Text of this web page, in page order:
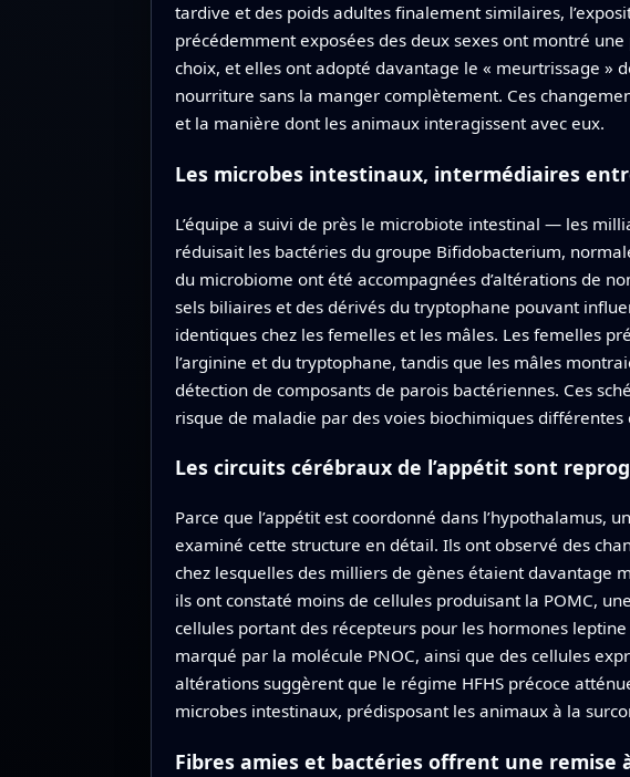
tardive et des poids adultes finalement similaires,
précédemment exposées des deux sexes ont montré
choix, et elles ont adopté davantage le « meurtrissage
nourriture sans la manger complètement. Ces
et la manière dont les animaux interagissent avec eux.
Les microbes intestinaux, intermédiaires
L’équipe a suivi de près le microbiote intestinal — les
réduisait les bactéries du groupe Bifidobacterium,
du microbiome ont été accompagnées d’altérations de
sels biliaires et des dérivés du tryptophane pouvant
identiques chez les femelles et les mâles. Les femelles
l’arginine et du tryptophane, tandis que les mâles
détection de composants de parois bactériennes. Ces
risque de maladie par des voies biochimiques différentes
Les circuits cérébraux de l’appétit sont
Parce que l’appétit est coordonné dans
examiné cette structure en détail. Ils ont observé des
chez lesquelles des milliers de gènes étaient davantage
ils ont constaté moins de cellules produisant la POMC,
cellules portant des récepteurs pour les hormones
marqué par la molécule PNOC, ainsi que des cellules
altérations suggèrent que le régime HFHS précoce
microbes intestinaux, prédisposant les animaux à la
Fibres amies et bactéries offrent une remise